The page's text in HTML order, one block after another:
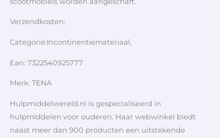
Verzendkosten:
Categorie:Incontinentiemateriaal,
Ean: 7322540925777
Merk: TENA
Hulpmiddelwereld.nl is gespecialiseerd in
hulpmiddelen voor ouderen. Haar webwinkel biedt
naast meer dan 900 producten een uitstekende